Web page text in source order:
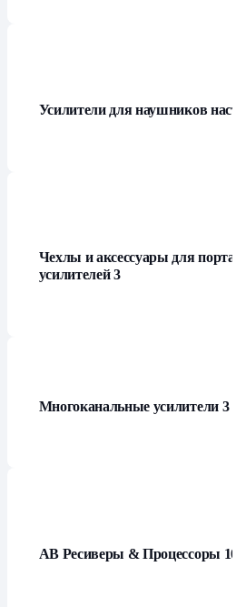
Усилители для наушников
Чехлы и аксессуары для
усилителей3
Многоканальные усилители 3
АВ Ресиверы & Процессоры 10